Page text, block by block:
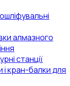
алмазного
станції
і кран-балки для